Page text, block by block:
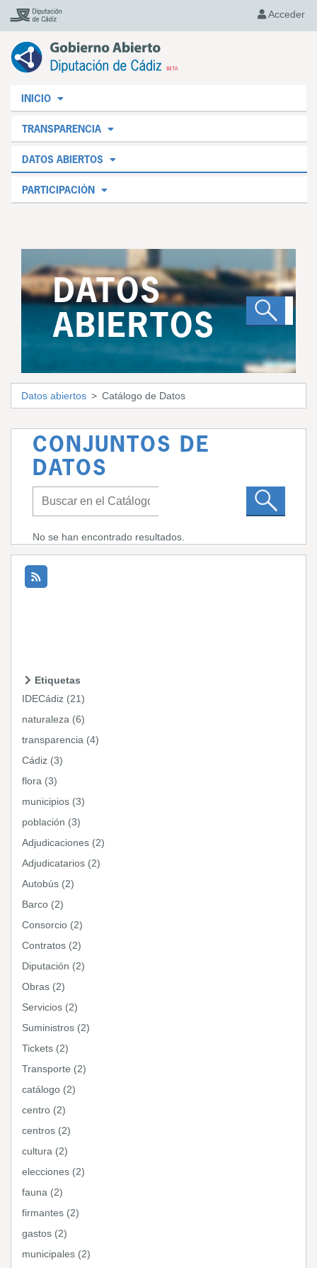
Acceder
INICIO
TRANSPARENCIA
DATOS ABIERTOS
PARTICIPACIÓN
DATOS
ABIERTOS
Datos abiertos Catálogo de Datos
CONJUNTOS DE
DATOS
No se han encontrado resultados.
Etiquetas
IDECádiz (21)
naturaleza (6)
transparencia (4)
Cádiz (3)
flora (3)
municipios (3)
población (3)
Adjudicaciones (2)
Adjudicatarios (2)
Autobús (2)
Barco (2)
Consorcio (2)
Contratos (2)
Diputación (2)
Obras (2)
Servicios (2)
Suministros (2)
Tickets (2)
Transporte (2)
catálogo (2)
centro (2)
centros (2)
cultura (2)
elecciones (2)
fauna (2)
firmantes (2)
gastos (2)
municipales (2)